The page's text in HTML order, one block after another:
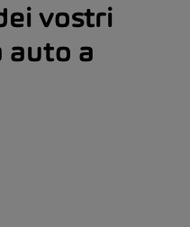
vostri
auto a